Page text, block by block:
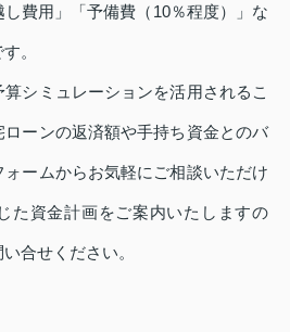
し費用」「予備費（10％程度）」な
。
シミュレーションを活用されるこ
ーンの返済額や手持ち資金とのバ
ームからお気軽にご相談いただけ
た資金計画をご案内いたしますの
合せください。